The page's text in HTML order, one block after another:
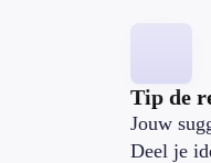
Tip de
Jouw
Deel je